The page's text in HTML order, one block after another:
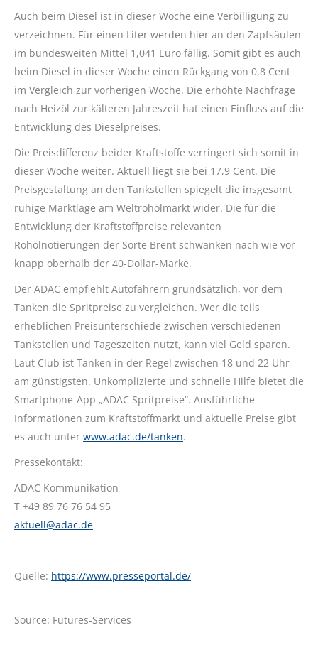
Auch beim Diesel ist in dieser Woche eine Verbilligung zu
verzeichnen. Für einen Liter werden hier an den Zapfsäulen
im bundesweiten Mittel 1,041 Euro fällig. Somit gibt es auch
beim Diesel in dieser Woche einen Rückgang von 0,8 Cent
im Vergleich zur vorherigen Woche. Die erhöhte Nachfrage
nach Heizöl zur kälteren Jahreszeit hat einen Einfluss auf die
Entwicklung des Dieselpreises.
Die Preisdifferenz beider Kraftstoffe verringert sich somit in
dieser Woche weiter. Aktuell liegt sie bei 17,9 Cent. Die
Preisgestaltung an den Tankstellen spiegelt die insgesamt
ruhige Marktlage am Weltrohölmarkt wider. Die für die
Entwicklung der Kraftstoffpreise relevanten
Rohölnotierungen der Sorte Brent schwanken nach wie vor
knapp oberhalb der 40-Dollar-Marke.
Der ADAC empfiehlt Autofahrern grundsätzlich, vor dem
Tanken die Spritpreise zu vergleichen. Wer die teils
erheblichen Preisunterschiede zwischen verschiedenen
Tankstellen und Tageszeiten nutzt, kann viel Geld sparen.
Laut Club ist Tanken in der Regel zwischen 18 und 22 Uhr
am günstigsten. Unkomplizierte und schnelle Hilfe bietet die
Smartphone-App „ADAC Spritpreise“. Ausführliche
Informationen zum Kraftstoffmarkt und aktuelle Preise gibt
es auch unter www.adac.de/tanken.
Pressekontakt:
ADAC Kommunikation
T +49 89 76 76 54 95
aktuell@adac.de
Quelle: https://www.presseportal.de/
Source: Futures-Services